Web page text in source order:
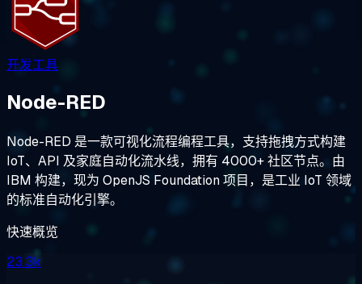
开发工具
Node-RED
Node-RED 是一款可视化流程编程工具，支持拖拽方式构建
IoT、API 及家庭自动化流水线，拥有 4000+ 社区节点。由
IBM 构建，现为 OpenJS Foundation 项目，是工业 IoT 领域
的标准自动化引擎。
快速概览
23.3k